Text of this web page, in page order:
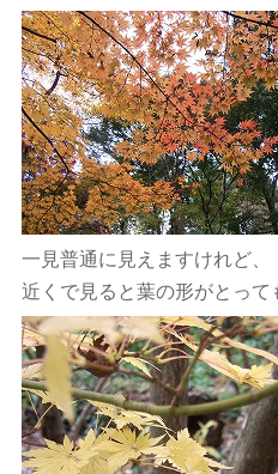
一見普通に見えますけれど、
近くで見ると葉の形がとっ